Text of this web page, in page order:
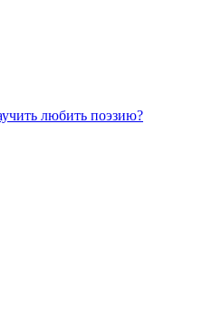
любить поэзию?